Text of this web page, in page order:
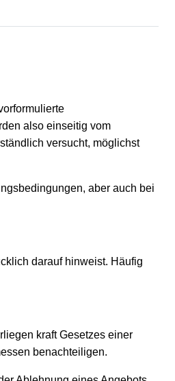
also einseitig vom
versucht, möglichst
aber auch bei
darauf hinweist. Häufig
kraft Gesetzes einer
benachteiligen.